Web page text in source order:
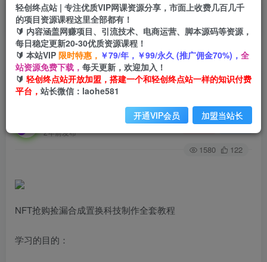
首页 创业课程 会员专属 正文
（7092期）NFT抢购捡漏合成置换科技制作全套
教程
2年前发布
关注 私信
1580 122
NFT抢购捡漏合成置换科技制作全套教程
学习的目的：
轻创终点站 | 专注优质VIP网课资源分享，市面上收费几百几千
的项目资源课程这里全部都有！
🔰 内容涵盖网赚项目、引流技术、电商运营、脚本源码等资源，
每日稳定更新20-30优质资源课程！
🔰 本站VIP 限时特惠， ￥79/年，￥99/永久 (推广佣金70%)， 全
站资源免费下载， 每天更新，欢迎加入！
🔰 轻创终点站开放加盟，搭建一个和轻创终点站一样的知识付费
平台， 站长微信：laohe581
开通VIP会员 加盟当站长